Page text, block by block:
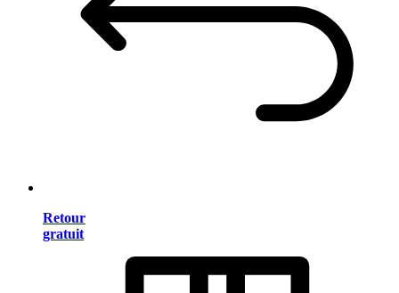
Retour
gratuit